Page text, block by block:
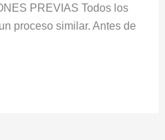
PREVIAS Todos los
proceso similar. Antes de